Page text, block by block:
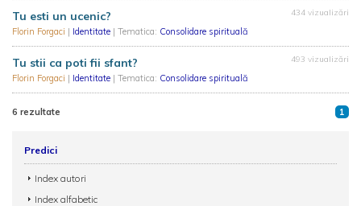
Tu esti un ucenic?
Florin Forgaci | Identitate | Tematica: Consolidare spirituală
434 vizualizări
Tu stii ca poti fii sfant?
Florin Forgaci | Identitate | Tematica: Consolidare spirituală
493 vizualizări
6 rezultate 1
Predici
Index autori
Index alfabetic